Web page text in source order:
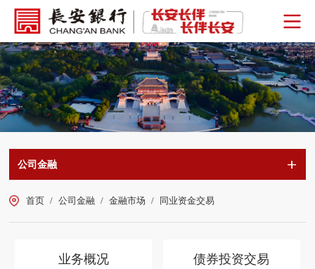
公司金融
首页 / 公司金融 / 金融市场 / 同业资金交易
业务概况 债券投资交易